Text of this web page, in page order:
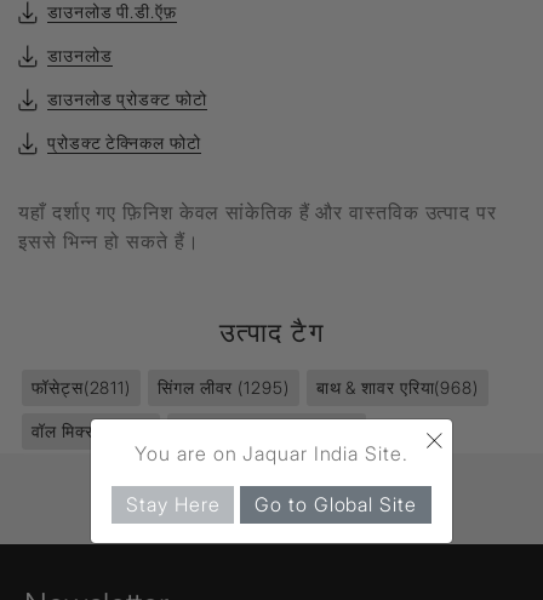
डाउनलोड पी.डी.ऍफ़
डाउनलोड
डाउनलोड प्रोडक्ट फोटो
प्रोडक्ट टेक्निकल फोटो
यहाँ दर्शाए गए फ़िनिश केवल सांकेतिक हैं और वास्तविक उत्पाद पर
इससे भिन्न हो सकते हैं।
उत्पाद टैग
फॉसेट्स(2811) सिंगल लीवर (1295) बाथ & शावर एरिया(968)
वॉल मिक्सर ×
You are on Jaquar India Site.
Stay Here Go to Global Site